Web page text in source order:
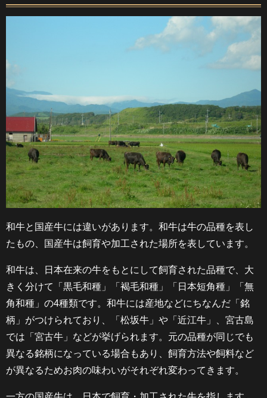
和牛と国産牛には違いがあります。和牛は牛の品種を表し
たもの、国産牛は飼育や加工された場所を表しています。
和牛は、日本在来の牛をもとにして飼育された品種で、大
きく分けて「黒毛和種」「褐毛和種」「日本短角種」「無
角和種」の4種類です。和牛には産地などにちなんだ「銘
柄」がつけられており、「松坂牛」や「近江牛」、宮古島
では「宮古牛」などが挙げられます。元の品種が同じでも
異なる銘柄になっている場合もあり、飼育方法や飼料など
が異なるためお肉の味わいがそれぞれ変わってきます。